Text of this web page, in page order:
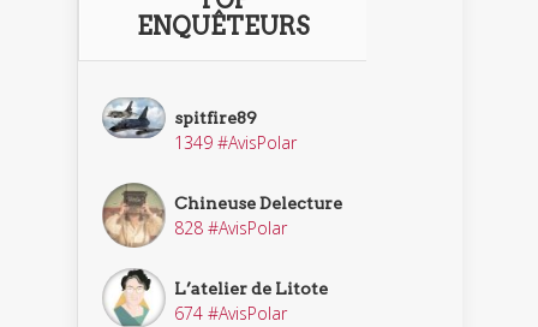
ENQUÊTEURS
spitfire89
1349 #AvisPolar
Chineuse Delecture
828 #AvisPolar
L’atelier de Litote
674 #AvisPolar